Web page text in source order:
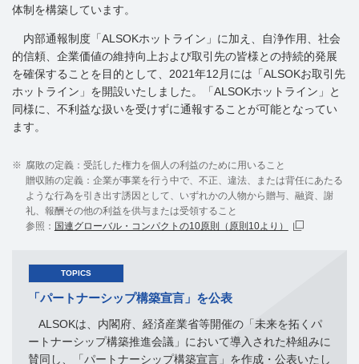
体制を構築しています。
内部通報制度「ALSOKホットライン」に加え、自浄作用、社会
的信頼、企業価値の維持向上および取引先の皆様との持続的発展
を確保することを目的として、2021年12月には「ALSOKお取引先
ホットライン」を開設いたしました。「ALSOKホットライン」と
同様に、不利益な扱いを受けずに通報することが可能となってい
ます。
※ 腐敗の定義：受託した権力を個人の利益のために用いること
贈収賄の定義：企業が事業を行う中で、不正、違法、または背任にあたる
ような行為を引き出す誘因として、いずれかの人物から贈与、融資、謝
礼、報酬その他の利益を供与または受領すること
参照： 国連グローバル・コンパクトの10原則（原則10より）
TOPICS
「パートナーシップ構築宣言」を公表
ALSOKは、内閣府、経済産業省等開催の「未来を拓くパ
ートナーシップ構築推進会議」において導入された枠組みに
賛同し、「パートナーシップ構築宣言」を作成・公表いたし